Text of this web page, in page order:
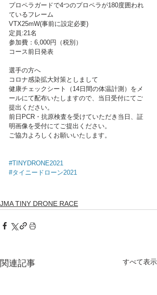
プロペラガードで4つのプロペラが180度囲われ
ているフレーム
VTX25mW(事前に設定必要)
定員:21名
参加費：6,000円（税別）
コース前日発表
選手の方へ
コロナ感染拡大対策としまして
健康チェックシート（14日間の体温計測）をメ
ールにて配布いたしますので、当日受付にてご
提出ください。
前日PCR・抗原検査を受けていただき当日、証
明画像を受付にてご提出ください。
ご協力よろしくお願いいたします。
#TINYDRONE2021
#タイニードローン2021
JMA TINY DRONE RACE
関連記事 すべて表示